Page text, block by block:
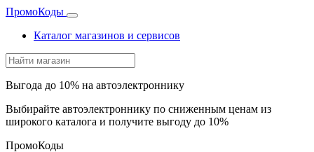
ПромоКоды
Каталог магазинов и сервисов
Выгода до 10% на автоэлектроннику
Выбирайте автоэлектроннику по сниженным ценам из
широкого каталога и получите выгоду до 10%
ПромоКоды